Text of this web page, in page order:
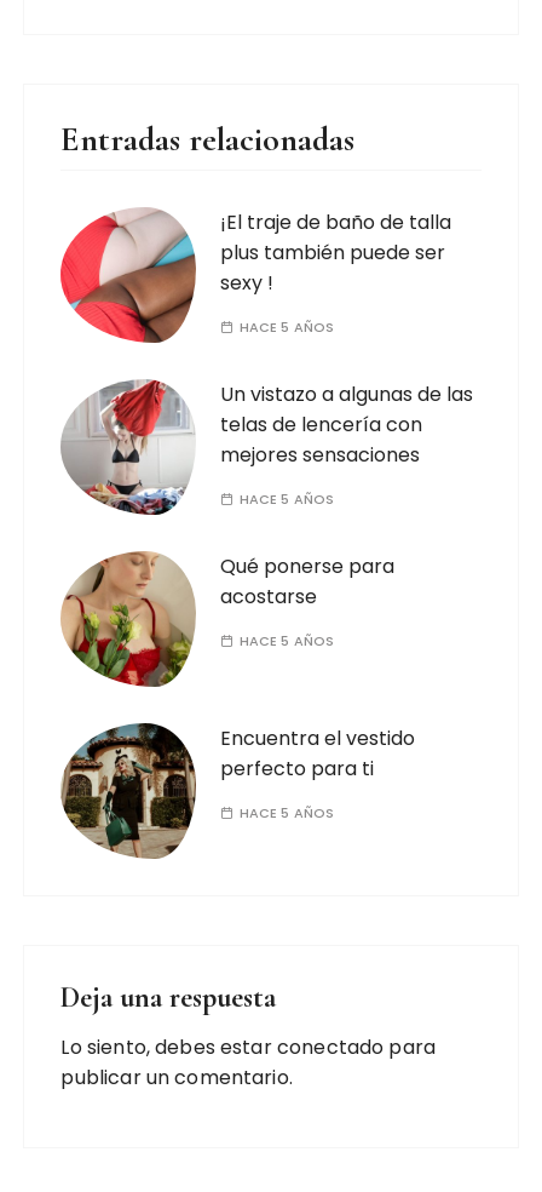
Entradas relacionadas
¡El traje de baño de talla
plus también puede ser
sexy !
HACE 5 AÑOS
Un vistazo a algunas de las
telas de lencería con
mejores sensaciones
HACE 5 AÑOS
Qué ponerse para
acostarse
HACE 5 AÑOS
Encuentra el vestido
perfecto para ti
HACE 5 AÑOS
Deja una respuesta
Lo siento, debes estarconectado para
publicar un comentario.